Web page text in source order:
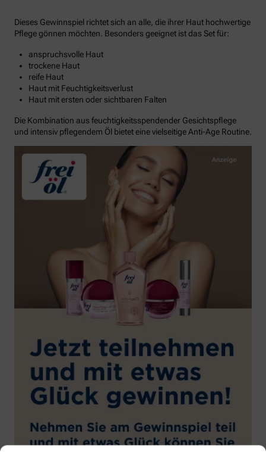
Dieses Gewinnspiel richtet sich an alle, die ihrer Haut hochwertige
Pflege gönnen möchten. Besonders geeignet ist das Set für:
anspruchsvolle Haut
trockene Haut
reife Haut
Haut mit Feuchtigkeitsverlust
Haut mit ersten oder sichtbaren Falten
Die Kombination aus feuchtigkeitsspendender Gesichtspflege
und intensiv pflegendem Öl bietet eine vielseitige Anti-Age Routine.